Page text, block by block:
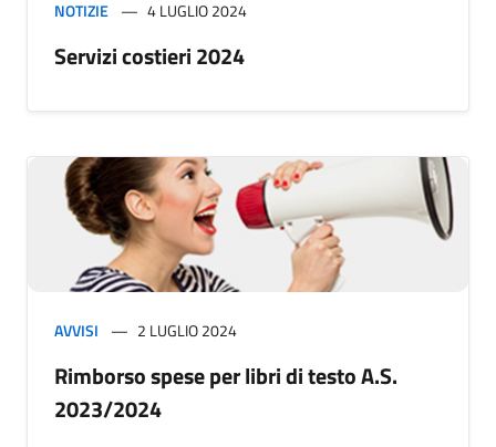
NOTIZIE 4 LUGLIO 2024
Servizi costieri 2024
AVVISI 2 LUGLIO 2024
Rimborso spese per libri di testo A.S.
2023/2024